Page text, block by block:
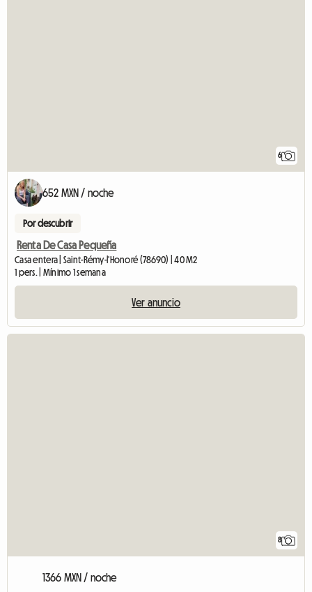
6
652 MXN / noche
Por descubrir
Renta De Casa Pequeña
Casa entera | Saint-Rémy-l'Honoré (78690) | 40 M2
1 pers. | Mínimo 1 semana
Ver anuncio
8
1366 MXN / noche